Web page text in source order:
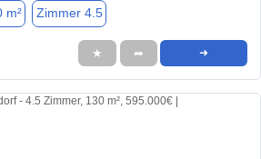
m² Zimmer 4.5
★ ➦ ➜